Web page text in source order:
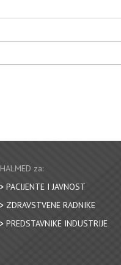
HALMED za:
PACIJENTE I JAVNOST
ZDRAVSTVENE RADNIKE
PREDSTAVNIKE INDUSTRIJE